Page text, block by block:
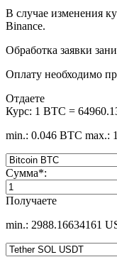
В случае изменения
Binance.
Обработка заявки
Оплату необходимо
Отдаете
Курс: 1 BTC =
min.: 0.046 BTC max.:
Сумма*:
Получаете
min.: 2988.16634161